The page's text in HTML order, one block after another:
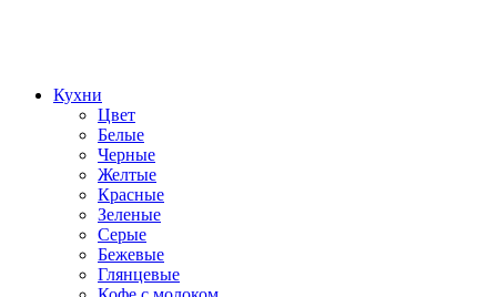
Кухни
Цвет
Белые
Черные
Желтые
Красные
Зеленые
Серые
Бежевые
Глянцевые